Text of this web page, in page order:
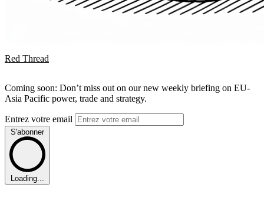
Red Thread
Coming soon: Don’t miss out on our new weekly briefing on EU-
Asia Pacific power, trade and strategy.
Entrez votre email
S'abonner
Loading...